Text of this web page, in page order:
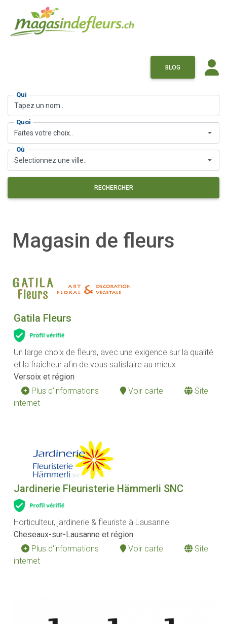
BLOG
Qui
Quoi
Faites votre choix..
Où
Selectionnez une ville..
RECHERCHER
Magasin de fleurs
Gatila Fleurs
Un large choix de fleurs, avec une exigence sur la qualité
et la fraîcheur afin de vous satisfaire au mieux.
Versoix et région
Plus d'informations
Voir carte
Site
internet
Jardinerie Fleuristerie Hämmerli SNC
Horticulteur, jardinerie & fleuriste à Lausanne
Cheseaux-sur-Lausanne et région
Plus d'informations
Voir carte
Site
internet